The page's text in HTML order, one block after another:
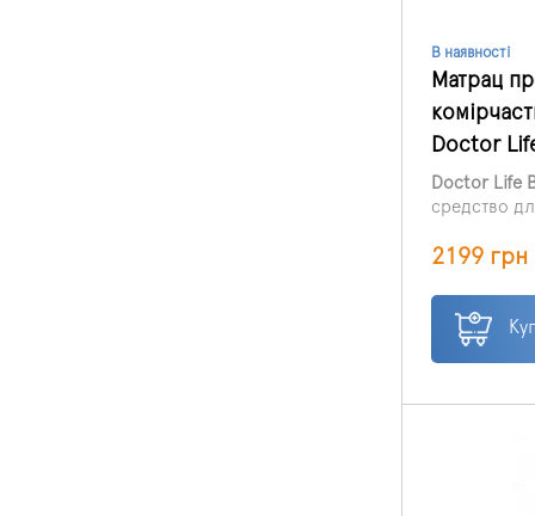
В наявності
Матрац
Doctor
Doctor Life
средство
длительное
Матрас
в
2199 грн